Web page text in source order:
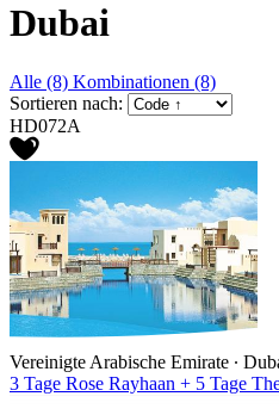
Dubai
Alle (8) Kombinationen (8)
Sortieren nach:
HD072A
Vereinigte Arabische Emirate ∙
3 Tage Rose Rayhaan + 5 Tage